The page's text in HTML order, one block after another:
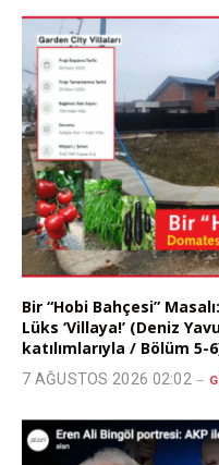
Bir “Hobi Bahçesi”
Lüks ‘Villaya!’ (Deniz
katılımlarıyla / Bölüm 5-
7 AĞUSTOS 2026 02:02